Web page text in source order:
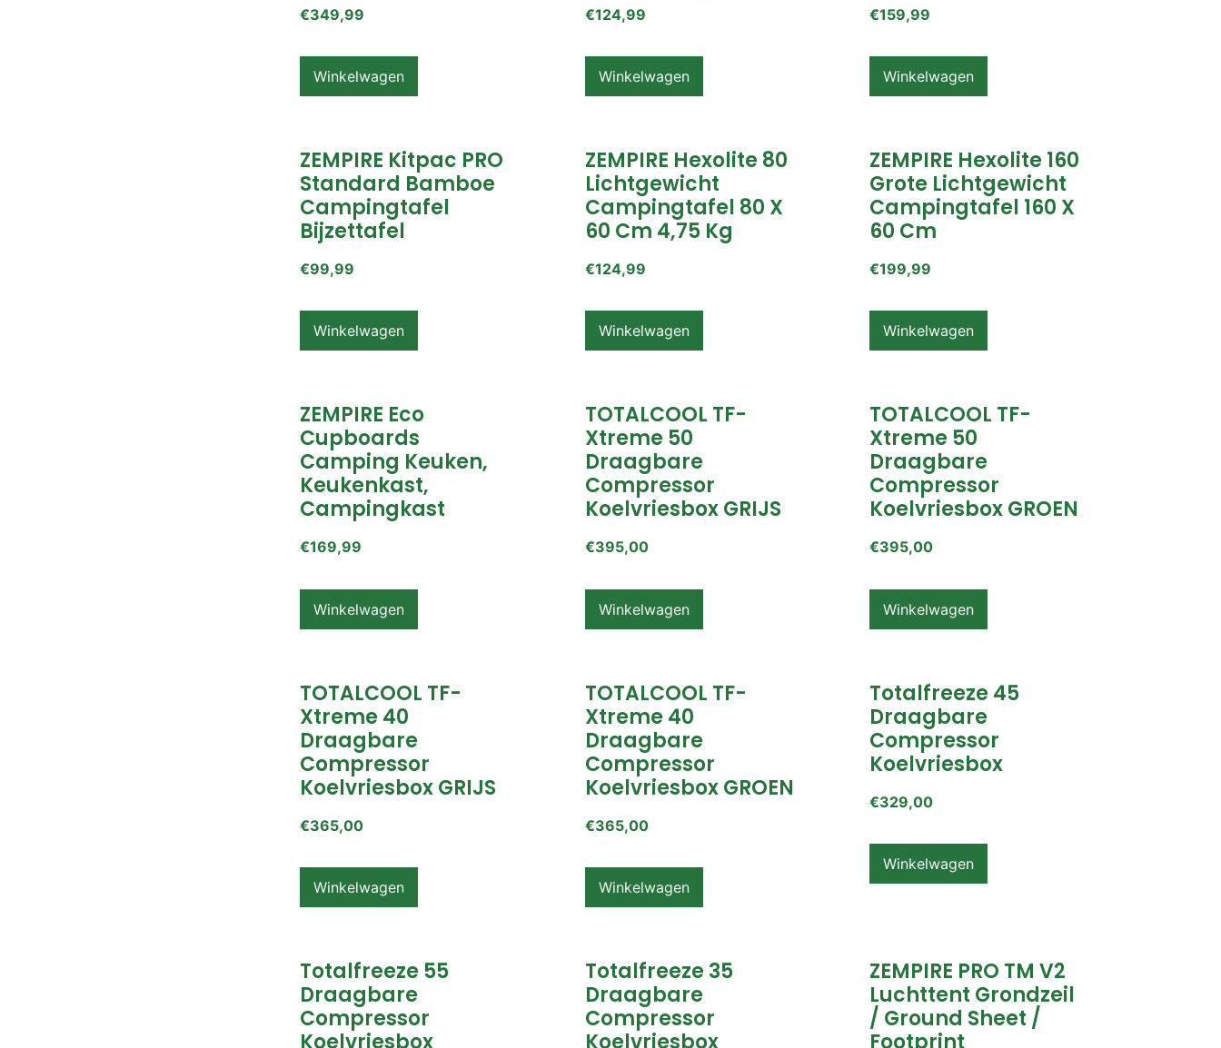
€349,99
Winkelwagen
€124,99
Winkelwagen
€159,99
Winkelwagen
ZEMPIRE Kitpac PRO
Standard Bamboe
Campingtafel
Bijzettafel
€99,99
Winkelwagen
ZEMPIRE Hexolite 80
Lichtgewicht
Campingtafel 80 X
60 Cm 4,75 Kg
€124,99
Winkelwagen
ZEMPIRE Hexolite 160
Grote Lichtgewicht
Campingtafel 160 X
60 Cm
€199,99
Winkelwagen
ZEMPIRE Eco
Cupboards
Camping Keuken,
Keukenkast,
Campingkast
€169,99
Winkelwagen
TOTALCOOL TF-
Xtreme 50
Draagbare
Compressor
Koelvriesbox GRIJS
€395,00
Winkelwagen
TOTALCOOL TF-
Xtreme 50
Draagbare
Compressor
Koelvriesbox GROEN
€395,00
Winkelwagen
TOTALCOOL TF-
Xtreme 40
Draagbare
Compressor
Koelvriesbox GRIJS
€365,00
Winkelwagen
TOTALCOOL TF-
Xtreme 40
Draagbare
Compressor
Koelvriesbox GROEN
€365,00
Winkelwagen
Totalfreeze 45
Draagbare
Compressor
Koelvriesbox
€329,00
Winkelwagen
Totalfreeze 55
Draagbare
Compressor
Koelvriesbox
Totalfreeze 35
Draagbare
Compressor
Koelvriesbox
ZEMPIRE PRO TM V2
Luchttent Grondzeil
/ Ground Sheet /
Footprint